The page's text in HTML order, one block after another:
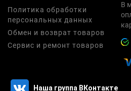
Политика обработки
персональных данных
Обмен и возврат товаров
Сервис и ремонт товаров
В
Наша группа ВКонтакте